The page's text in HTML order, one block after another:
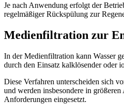
Je nach Anwendung erfolgt der
regelmäßiger Rückspülung zur
Medienfiltration zur
In der Medienfiltration kann Wasser
durch den Einsatz kalklösender oder
Diese Verfahren unterscheiden sich
und werden insbesondere in
Anforderungen eingesetzt.